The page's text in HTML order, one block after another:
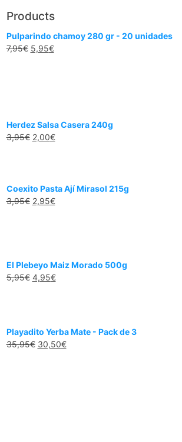
Products
Pulparindo chamoy 280 gr - 20 unidades
7,95€ 5,95€
Herdez Salsa Casera 240g
3,95€ 2,00€
Coexito Pasta Ají Mirasol 215g
3,95€ 2,95€
El Plebeyo Maiz Morado 500g
5,95€ 4,95€
Playadito Yerba Mate - Pack de 3
35,95€ 30,50€